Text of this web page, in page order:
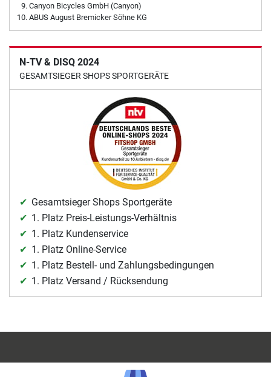
Canyon Bicycles GmbH (Canyon)
ABUS August Bremicker Söhne KG
N-TV & DISQ 2024
GESAMTSIEGER SHOPS SPORTGERÄTE
Gesamtsieger Shops Sportgeräte
1. Platz Preis-Leistungs-Verhältnis
1. Platz Kundenservice
1. Platz Online-Service
1. Platz Bestell- und Zahlungsbedingungen
1. Platz Versand / Rücksendung